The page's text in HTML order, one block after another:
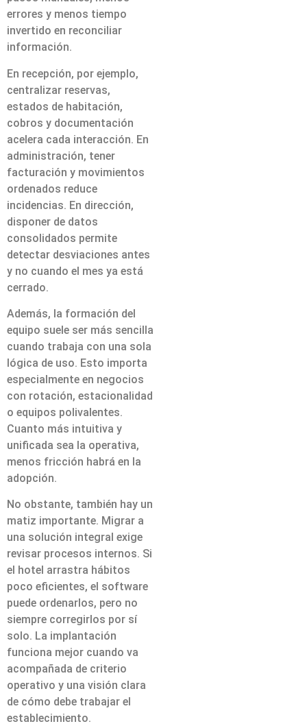
errores y menos tiempo
invertido en reconciliar
información.
En recepción, por ejemplo,
centralizar reservas,
estados de habitación,
cobros y documentación
acelera cada interacción. En
administración, tener
facturación y movimientos
ordenados reduce
incidencias. En dirección,
disponer de datos
consolidados permite
detectar desviaciones antes
y no cuando el mes ya está
cerrado.
Además, la formación del
equipo suele ser más sencilla
cuando trabaja con una sola
lógica de uso. Esto importa
especialmente en negocios
con rotación, estacionalidad
o equipos polivalentes.
Cuanto más intuitiva y
unificada sea la operativa,
menos fricción habrá en la
adopción.
No obstante, también hay un
matiz importante. Migrar a
una solución integral exige
revisar procesos internos. Si
el hotel arrastra hábitos
poco eficientes, el software
puede ordenarlos, pero no
siempre corregirlos por sí
solo. La implantación
funciona mejor cuando va
acompañada de criterio
operativo y una visión clara
de cómo debe trabajar el
establecimiento.